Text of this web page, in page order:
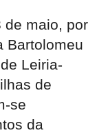
de maio, por
Bartolomeu
Leiria-
de
se
da